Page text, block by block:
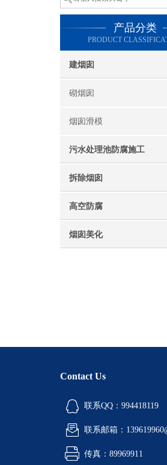
产品分类
PRODUCT
建烟囱
砌烟囱
烟囱滑模
污水处理池防腐施工
拆除烟囱
高空防腐
烟囱美化
Contact Us
联系QQ：994418119
联系邮箱：
传真：89969911